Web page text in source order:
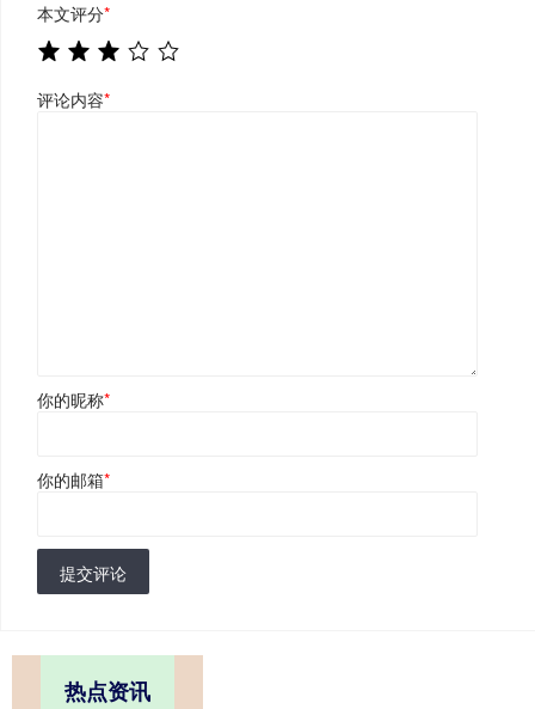
本文评分*
评论内容*
你的昵称*
你的邮箱*
提交评论
热点资讯